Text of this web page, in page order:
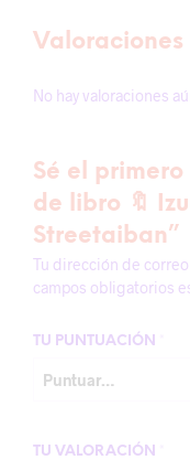
Valoraciones
No hay valoraciones
Sé el
de libro 🔖
Streetaiban”
Tu dirección de
campos obligatorios
TU PUNTUACIÓN
TU VALORACIÓN